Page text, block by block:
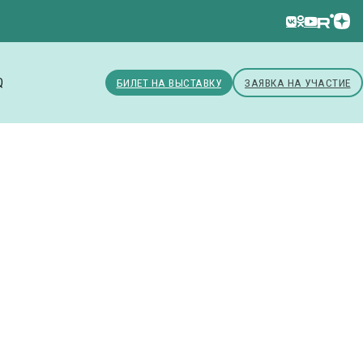
БИЛЕТ НА ВЫСТАВКУ ЗАЯВКА НА УЧАСТИЕ